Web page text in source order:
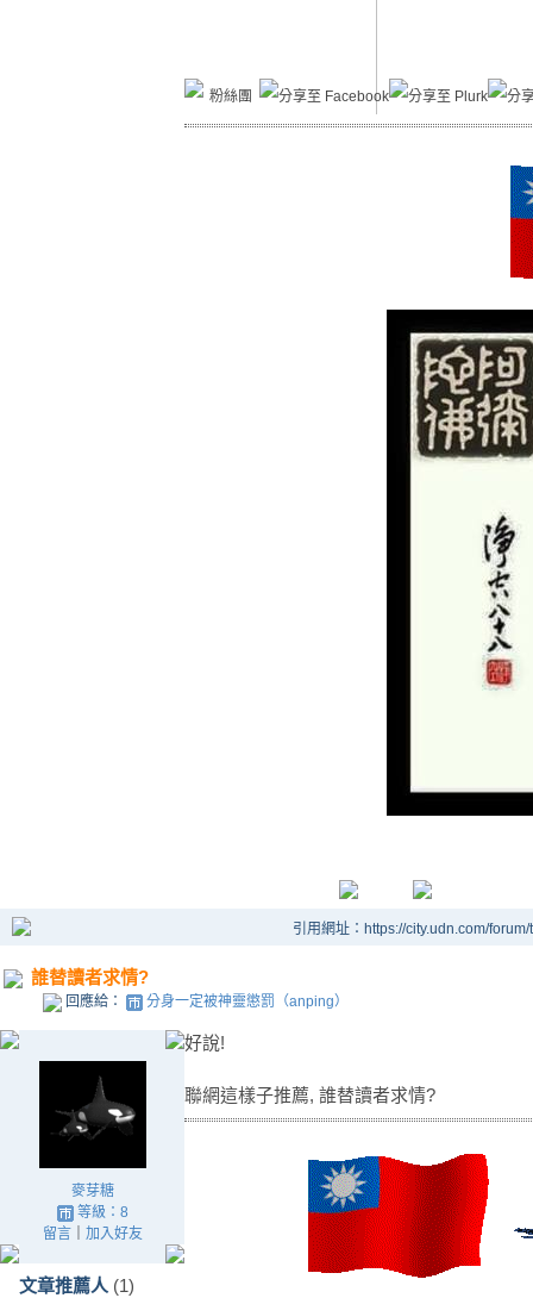
引用網址：https://city.udn.com/
誰替讀者求情?
回應給： 分身一定被神靈懲罰（anping）
麥芽糖
等級：8
留言｜ 加入好友
文章推薦人 (1)
好說!
聯網這樣子推薦, 誰替讀者求情?